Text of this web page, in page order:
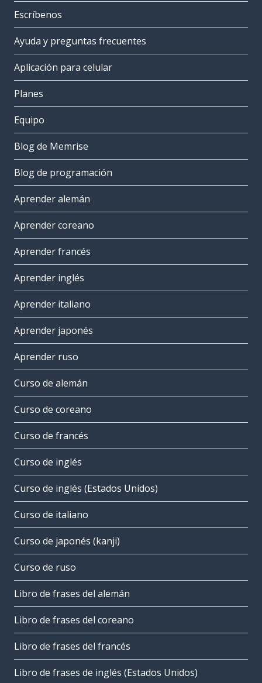
Escríbenos
Ayuda y preguntas frecuentes
Aplicación para celular
Planes
Equipo
Blog de Memrise
Blog de programación
Aprender alemán
Aprender coreano
Aprender francés
Aprender inglés
Aprender italiano
Aprender japonés
Aprender ruso
Curso de alemán
Curso de coreano
Curso de francés
Curso de inglés
Curso de inglés (Estados Unidos)
Curso de italiano
Curso de japonés (kanji)
Curso de ruso
Libro de frases del alemán
Libro de frases del coreano
Libro de frases del francés
Libro de frases de inglés (Estados Unidos)